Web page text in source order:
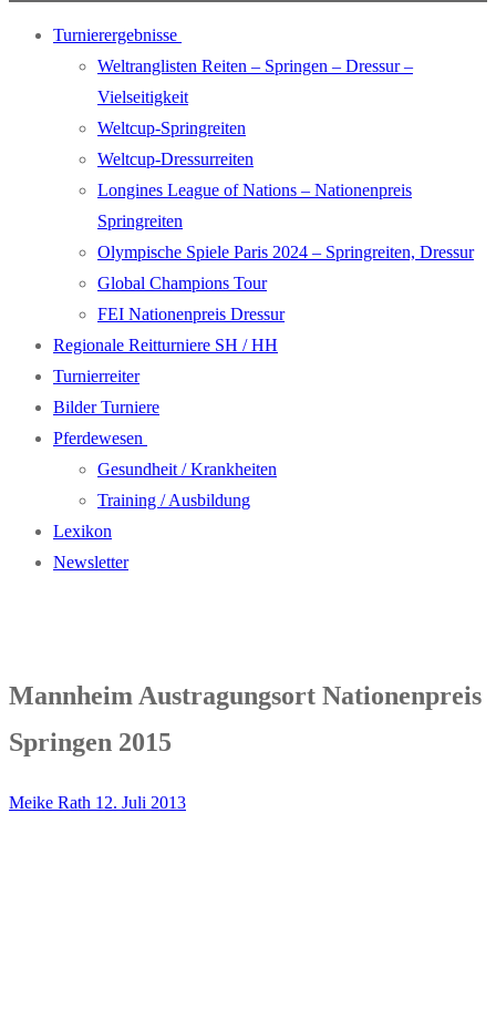
Turnierergebnisse
Weltranglisten Reiten – Springen – Dressur –
Vielseitigkeit
Weltcup-Springreiten
Weltcup-Dressurreiten
Longines League of Nations – Nationenpreis
Springreiten
Olympische Spiele Paris 2024 – Springreiten, Dressur
Global Champions Tour
FEI Nationenpreis Dressur
Regionale Reitturniere SH / HH
Turnierreiter
Bilder Turniere
Pferdewesen
Gesundheit / Krankheiten
Training / Ausbildung
Lexikon
Newsletter
Mannheim Austragungsort Nationenpreis
Springen 2015
Meike Rath 12. Juli 2013